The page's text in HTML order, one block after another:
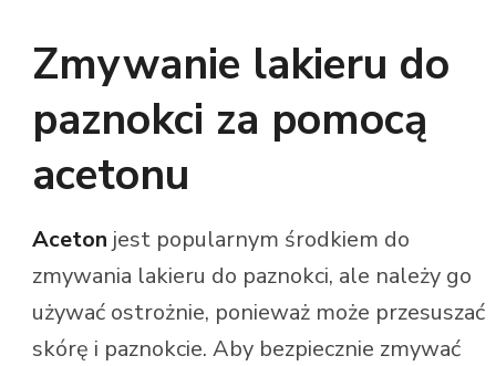
Zmywanie lakieru do
paznokci za pomocą
acetonu
Aceton jest popularnym środkiem do
zmywania lakieru do paznokci, ale należy go
używać ostrożnie, ponieważ może przesuszać
skórę i paznokcie. Aby bezpiecznie zmywać